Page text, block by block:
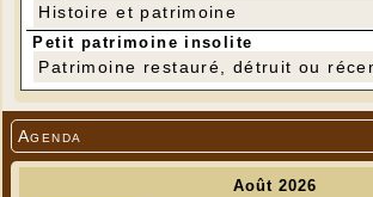
Agenda
Histoire et patrimoine
Petit patrimoine insolite
Patrimoine restauré, détruit ou